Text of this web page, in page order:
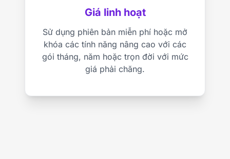
Giá linh hoạt
Sử dụng phiên bản miễn phí hoặc mở
khóa các tính năng nâng cao với các
gói tháng, năm hoặc trọn đời với mức
giá phải chăng.